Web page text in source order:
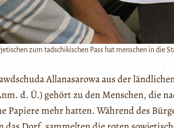
zum tadschikischen Pass hat menschen in die
Allanasarowa aus der
d. Ü.) gehört zu den Menschen, die
Papiere mehr hatten. Während des